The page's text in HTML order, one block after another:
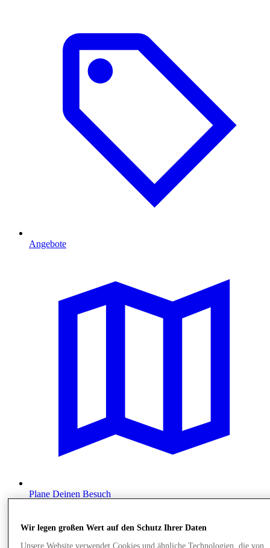
Angebote
Plane Deinen Besuch
Wir legen großen Wert auf den Schutz Ihrer Daten
Unsere Website verwendet Cookies und ähnliche Technologien, die von